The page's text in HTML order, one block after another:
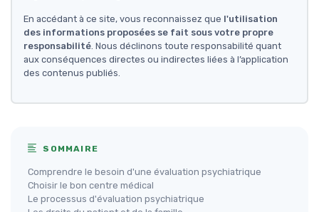
En accédant à ce site, vous reconnaissez que l'utilisation
des informations proposées se fait sous votre propre
responsabilité . Nous déclinons toute responsabilité quant
aux conséquences directes ou indirectes liées à l’application
des contenus publiés.
SOMMAIRE
Comprendre le besoin d'une évaluation psychiatrique
Choisir le bon centre médical
Le processus d'évaluation psychiatrique